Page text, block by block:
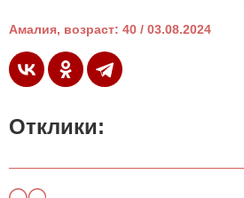
Амалия, возраст: 40 / 03.08.2024
Отклики: